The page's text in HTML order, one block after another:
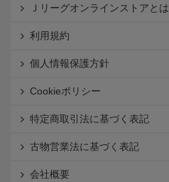
Ｊリーグオンラインストアとは
利用規約
個人情報保護方針
Cookieポリシー
特定商取引法に基づく表記
古物営業法に基づく表記
会社概要